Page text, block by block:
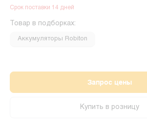
Срок поставки 14 дней
Товар в подборках:
Аккумуляторы Robiton
Запрос цены
Купить в розницу